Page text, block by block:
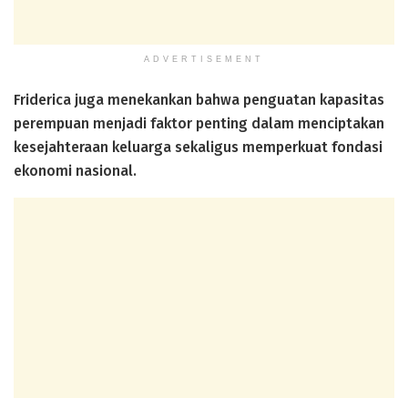
ADVERTISEMENT
Friderica juga menekankan bahwa penguatan kapasitas
perempuan menjadi faktor penting dalam menciptakan
kesejahteraan keluarga sekaligus memperkuat fondasi
ekonomi nasional.